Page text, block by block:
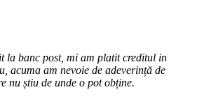
la banc post, mi am platit creditul in
acuma am nevoie de adeverință de
nu știu de unde o pot obține.